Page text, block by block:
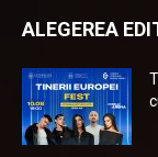
ALEGEREA